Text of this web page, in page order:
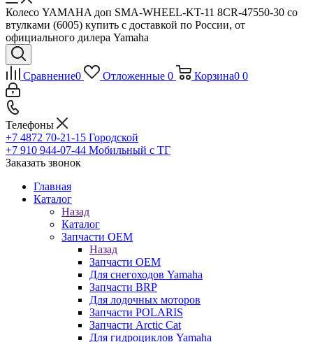
Колесо YAMAHA доп SMA-WHEEL-KT-11 8CR-47550-30 со
втулками (6005) купить с доставкой по России, от
официального дилера Yamaha
Сравнение0 Отложенные 0 Корзина0 0
Телефоны
+7 4872 70-21-15 Городской
+7 910 944-07-44 Мобильный с ТГ
Заказать звонок
Главная
Каталог
Назад
Каталог
Запчасти OEM
Назад
Запчасти OEM
Для снегоходов Yamaha
Запчасти BRP
Для лодочных моторов
Запчасти POLARIS
Запчасти Arctic Cat
Для гидроциклов Yamaha